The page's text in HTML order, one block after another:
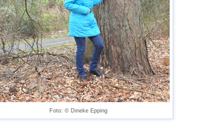
Foto: © Dineke Epping